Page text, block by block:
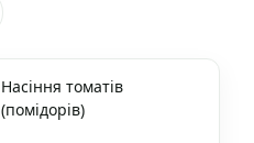
Насіння томатів
(помідорів)